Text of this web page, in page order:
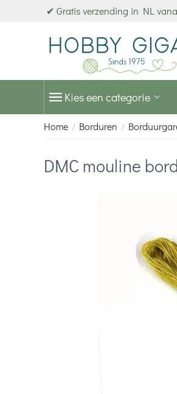
✔ Gratis verzending in NL
Kies een categorie
Home / Borduren /
DMC mouline